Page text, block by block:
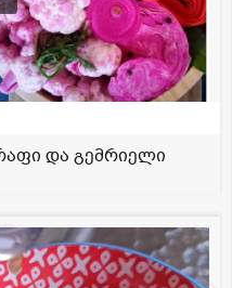
და გემრიელი